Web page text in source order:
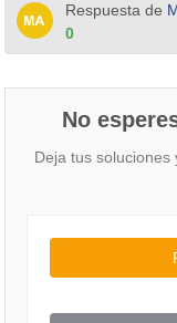
Respuesta de
0
No
Deja tus